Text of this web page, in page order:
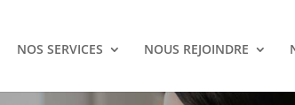
NOS SERVICES NOUS REJOINDRE